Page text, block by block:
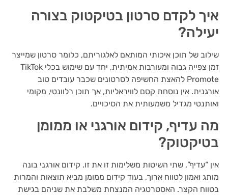
איך לקדם סרטון בטיקטוק בצורה
יעילה?
שילוב של תוכן איכותי המותאם לאלגוריתם, כלומר סרטון שמייצר
זמן צפייה גבוה ומעורבות אמיתית, יחד עם שימוש בכלי TikTok
Promote להאצת החשיפה לסרטונים שכבר עובדים טוב
אורגנית. אין נוסחת קסם לוויראליות, אך תוכן רלוונטי, מקומי
ואותנטי מגדיל משמעותית את הסיכויים.
מה עדיף, קידום אורגני או ממומן
בטיקטוק?
אין “עדיף”, שתי השיטות משלימות זו את זו. קידום אורגני בונה
מותג ואמון לטווח ארוך, בעוד קידום ממומן מביא תוצאות והמרות
בטווח הקצר. האסטרטגיה המנצחת משלבת את שניהם בגישת